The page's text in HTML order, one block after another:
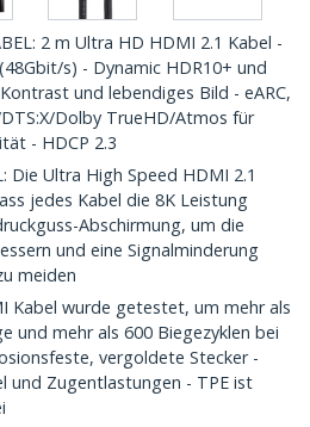
2 m Ultra HD HDMI 2.1 Kabel -
s) - Dynamic HDR10+ und
und lebendiges Bild - eARC,
Dolby TrueHD/Atmos für
- HDCP 2.3
Die Ultra High Speed HDMI 2.1
jedes Kabel die 8K Leistung
Abschirmung, um die
und eine Signalminderung
meiden
Kabel wurde getestet, um mehr als
und mehr als 600 Biegezyklen bei
vergoldete Stecker -
und Zugentlastungen - TPE ist